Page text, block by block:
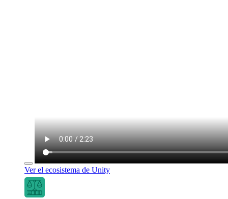
Ver el ecosistema de Unity